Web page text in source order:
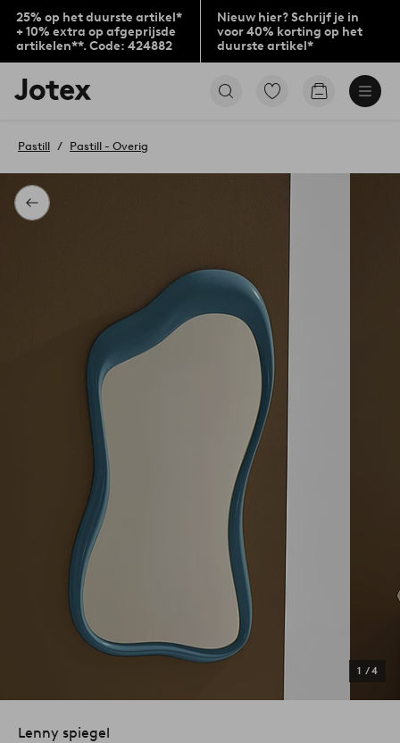
25% op het duurste artikel*
+ 10% extra op afgeprijsde
artikelen**. Code: 424882
Nieuw hier? Schrijf je in
voor 40% korting op het
duurste artikel*
Jotex
logo
to
home
page
Ga
Go
Terug
Pastill Pastill - Overig
1 /4
Lenny spiegel